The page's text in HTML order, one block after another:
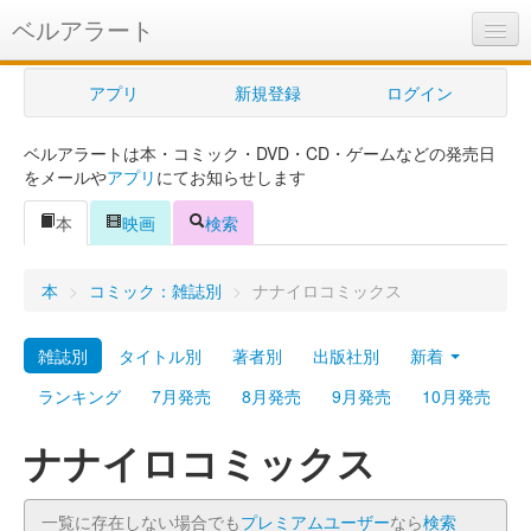
ベルアラート
ベルアラートとは
ヘルプ
新規登録
ログイン
Myシェルフ
プレミアム
アプリ 新規登録 ログイン
ベルアラートは本・コミック・DVD・CD・ゲームなどの発売日
をメールやアプリ にてお知らせします
本
映画 検索
本 > コミック：雑誌別 > ナナイロコミックス
雑誌別 タイトル別 著者別 出版社別
新着
ランキング
7月発売 8月発売 9月発売 10月発売
ナナイロコミックス
一覧に存在しない場合でもプレミアムユーザーなら検索